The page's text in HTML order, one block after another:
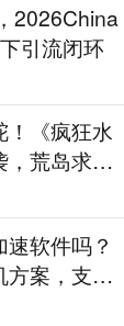
2026China
引流闭环
！《疯狂水
，荒岛求生
软件吗？
方案，支持